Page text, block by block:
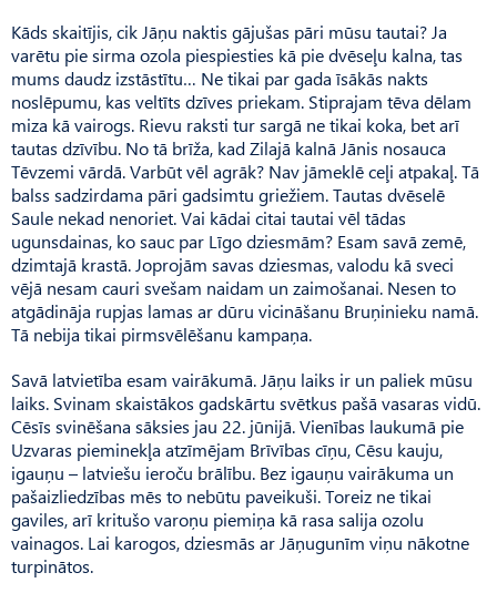
Kāds skaitījis, cik Jāņu naktis gājušas pāri mūsu tautai? Ja
varētu pie sirma ozola piespiesties kā pie dvēseļu kalna, tas
mums daudz izstāstītu… Ne tikai par gada īsākās nakts
noslēpumu, kas veltīts dzīves priekam. Stiprajam tēva dēlam
miza kā vairogs. Rievu raksti tur sargā ne tikai koka, bet arī
tautas dzīvību. No tā brīža, kad Zilajā kalnā Jānis nosauca
Tēvzemi vārdā. Varbūt vēl agrāk? Nav jāmeklē ceļi atpakaļ. Tā
balss sadzirdama pāri gadsimtu griežiem. Tautas dvēselē
Saule nekad nenoriet. Vai kādai citai tautai vēl tādas
ugunsdainas, ko sauc par Līgo dziesmām? Esam savā zemē,
dzimtajā krastā. Joprojām savas dziesmas, valodu kā sveci
vējā nesam cauri svešam naidam un zaimošanai. Nesen to
atgādināja rupjas lamas ar dūru vicināšanu Bruņinieku namā.
Tā nebija tikai pirmsvēlēšanu kampaņa.
Savā latvietība esam vairākumā. Jāņu laiks ir un paliek mūsu
laiks. Svinam skaistākos gads­kārtu svētkus pašā vasaras vidū.
Cēsīs svinēšana sāksies jau 22. jūnijā. Vienības laukumā pie
Uzvaras pieminekļa atzīmējam Brīvības cīņu, Cēsu kauju,
igauņu – latviešu ieroču brālību. Bez igauņu vairākuma un
pašaizliedzības mēs to nebūtu paveikuši. Toreiz ne tikai
gaviles, arī kritušo varoņu piemiņa kā rasa salija ozolu
vainagos. Lai karogos, dziesmās ar Jāņugunīm viņu nākotne
turpinātos.